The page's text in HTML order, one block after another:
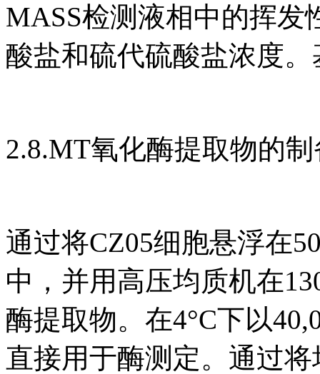
MASS检测液相中的挥发
酸盐和硫代硫酸盐浓度
2.8.MT氧化酶提取物的制
通过将CZ05细胞悬浮在
中，并用高压均质机在
酶提取物。在4°C下以
直接用于酶测定。通过将